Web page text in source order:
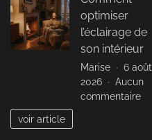
optimiser
l’éclairage de
son intérieur
Marise
6 août
2026
Aucun
commentairesur
voir article